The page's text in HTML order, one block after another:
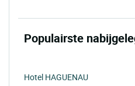
Populairste
Hotel HAGUENAU